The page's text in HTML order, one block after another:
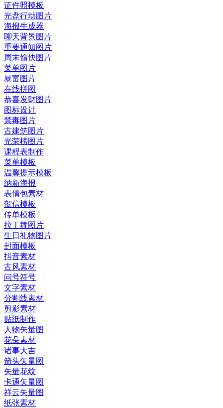
证件照模板
光盘行动图片
海报生成器
聊天背景图片
重要通知图片
周末愉快图片
菜单图片
暴富图片
在线拼图
恭喜发财图片
图标设计
禁毒图片
古建筑图片
光荣榜图片
课程表制作
菜单模板
温馨提示模板
纳新海报
表情包素材
贺信模板
传单模板
拉丁舞图片
生日礼物图片
封面模板
抖音素材
古风素材
问号符号
文字素材
分割线素材
剪影素材
贴纸制作
人物矢量图
花朵素材
诸事大吉
箭头矢量图
矢量花纹
卡通矢量图
祥云矢量图
纸张素材